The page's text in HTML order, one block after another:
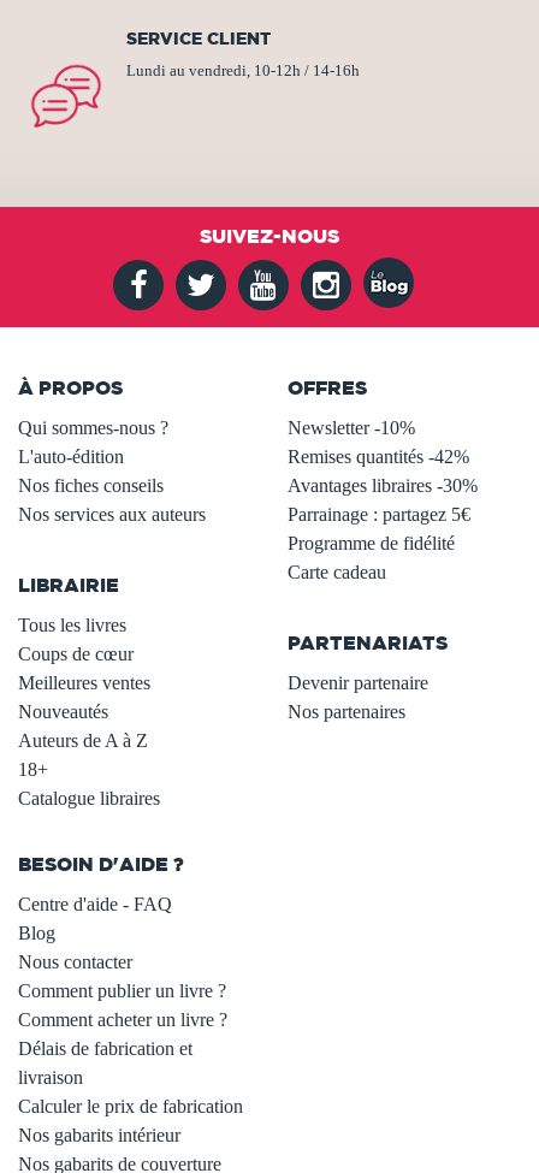
SERVICE CLIENT
Lundi au vendredi, 10-12h / 14-16h
SUIVEZ-NOUS
À PROPOS
Qui sommes-nous ?
L'auto-édition
Nos fiches conseils
Nos services aux auteurs
LIBRAIRIE
Tous les livres
Coups de cœur
Meilleures ventes
Nouveautés
Auteurs de A à Z
18+
Catalogue libraires
OFFRES
Newsletter -10%
Remises quantités -42%
Avantages libraires -30%
Parrainage : partagez 5€
Programme de fidélité
Carte cadeau
PARTENARIATS
Devenir partenaire
Nos partenaires
BESOIN D'AIDE ?
Centre d'aide - FAQ
Blog
Nous contacter
Comment publier un livre ?
Comment acheter un livre ?
Délais de fabrication et
livraison
Calculer le prix de fabrication
Nos gabarits intérieur
Nos gabarits de couverture